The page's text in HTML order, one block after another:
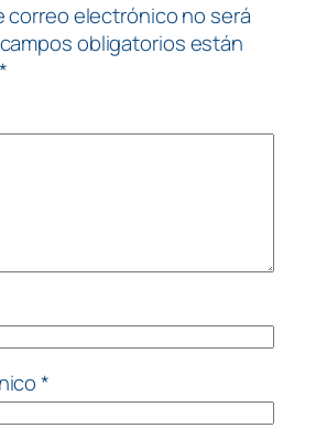
correo electrónico no será
obligatorios están
*
*